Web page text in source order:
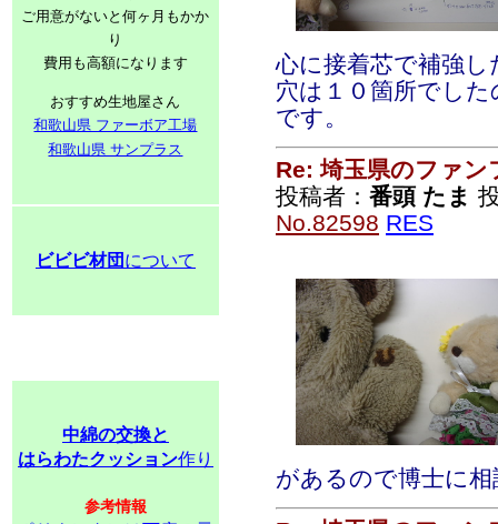
ご用意がないと何ヶ月もかか
り
費用も高額になります
おすすめ生地屋さん
和歌山県 ファーボア工場
和歌山県 サンプラス
ビビビ材団 について
中綿の交換と
はらわたクッション作り
参考情報
心に接着芯で補強
穴は１０箇所でし
です。
Re: 埼玉県のファン
投稿者： 番頭 たま
No.82598 RES
があるので博士に